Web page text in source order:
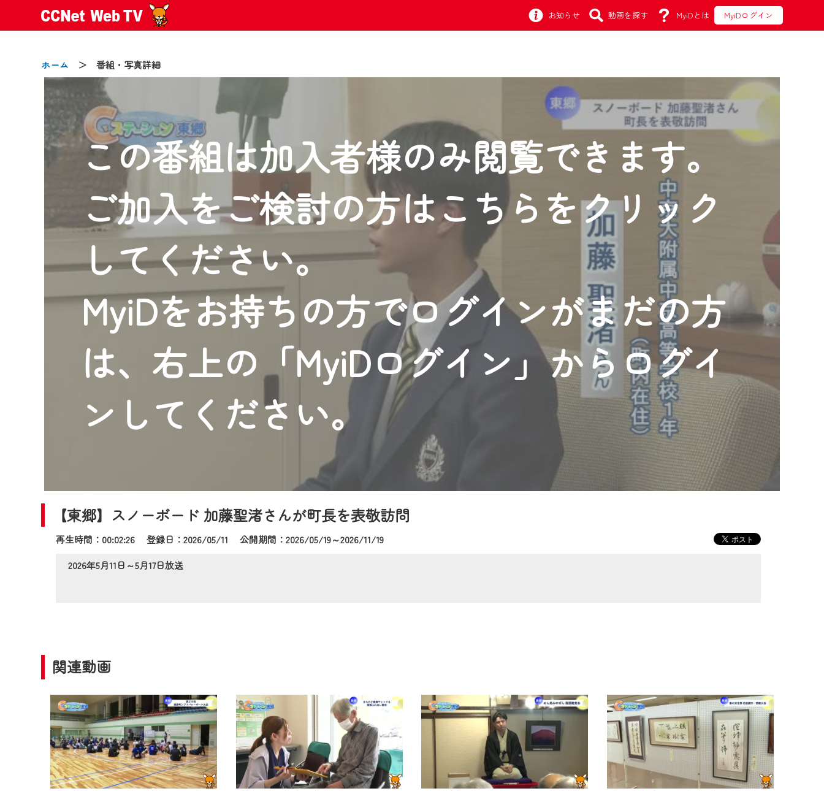
お知らせ 動画を探す MyiDとは MyiDログイン
ホーム ＞ 番組・写真詳細
この番組は加入者様のみ閲覧できます。
ご加入をご検討の方はこちらをクリック
してください。
MyiDをお持ちの方でログインがまだの方
は、右上の「MyiDログイン」からログイ
ンしてください。
【東郷】スノーボード 加藤聖渚さんが町長を表敬訪問
再生時間：00:02:26 登録日：2026/05/11公開期間：2026/05/19～2026/11/19
2026年5月11日～5月17日放送
関連動画
2024/09/02
動画配信サービス『CCNet Web TV』は2024年9月24日からリニューアルします！
【変更点】
◆デザイン変更により、お住まいの地域の動画コンテンツが一目瞭然。
◆当社アプリやＰＣブラウザから、いつでも・どこでも・外出先でも！
CCNetサービスエリア20市町の地域情報番組をご視聴いただけます！
【ご注意】
2024年9月24日からはご加入者様へのサービス向上のため、
『CCNet Web TV』を利用いただくには、一部コンテンツを除き、
CCNetサービスへの加入と『CCNetマイページ※』へのログインが必要となります。
何卒、ご理解ご了承の程よろしくお願いいたします。
※マイページへのログインには、MyIDが必要となります。
※MyIDとは、CCNet Web TVを含むCCNetの各種サービスをご利用頂くためのIDです。
IDはお客様が使っているメールアドレスで設定できます。
（GmailやYahooなどのフリーメールアドレスでも作成可能です）
※マイページへのログイン・MyIDの新規登録はこちら から
※CCNetアプリをご利用中の方は引き続きご視聴いただけます。
CCNetWebTVのリニューアルにともないメンテナンス作業を予定しています。
日時 9/24 9:30～16:30
ご不便をおかけいたしますが、ご了承の程よろしくお願いいたします。